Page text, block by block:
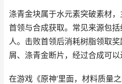
涤青金块属于水元素突破素材
首领与合成获取。常见来源包
人。击败首领后消耗树脂领取
屑、涤青金断片，经过合成可以
在游戏《原神’里面，材料质量